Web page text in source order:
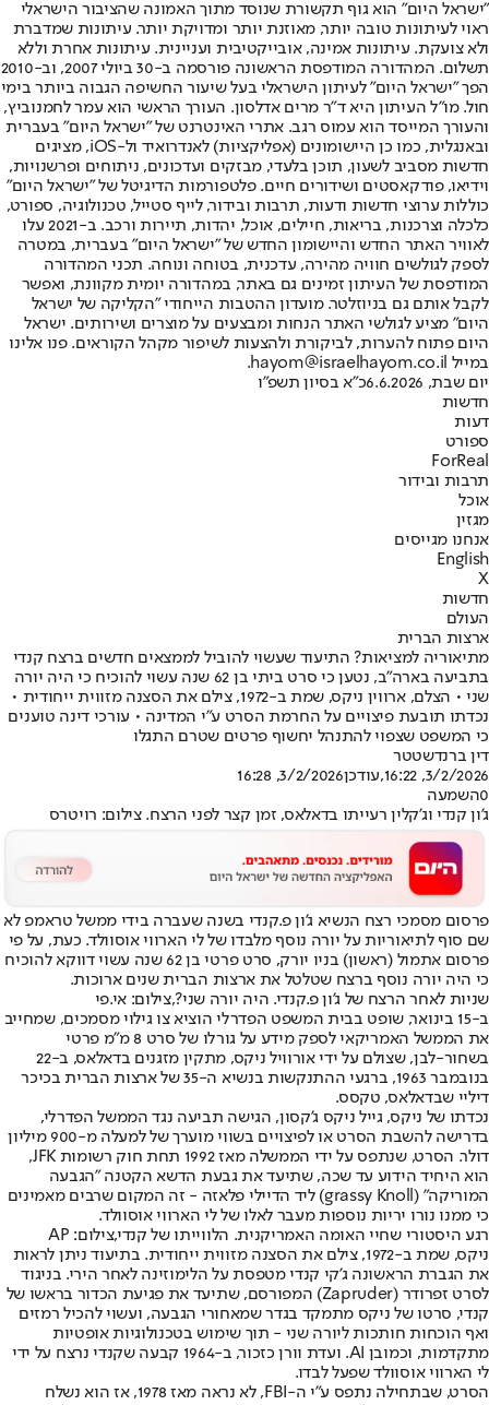
"ישראל היום" הוא גוף תקשורת שנוסד מתוך האמונה שהציבור הישראלי
ראוי לעיתונות טובה יותר, מאוזנת יותר ומדויקת יותר. עיתונות שמדברת
ולא צועקת. עיתונות אמינה, אובייקטיבית ועניינית. עיתונות אחרת וללא
תשלום. המהדורה המודפסת הראשונה פורסמה ב-30 ביולי 2007, וב-2010
הפך "ישראל היום" לעיתון הישראלי בעל שיעור החשיפה הגבוה ביותר בימי
חול. מו"ל העיתון היא ד"ר מרים אדלסון. העורך הראשי הוא עמר לחמנוביץ,
והעורך המייסד הוא עמוס רגב. אתרי האינטרנט של "ישראל היום" בעברית
ובאנגלית, כמו כן היישומונים (אפליקציות) לאנדרואיד ול-iOS, מציגים
חדשות מסביב לשעון, תוכן בלעדי, מבזקים ועדכונים, ניתוחים ופרשנויות,
וידיאו, פודקאסטים ושידורים חיים. פלטפורמות הדיגיטל של "ישראל היום"
כוללות ערוצי חדשות ודעות, תרבות ובידור, לייף סטייל, טכנולוגיה, ספורט,
כלכלה וצרכנות, בריאות, חיילים, אוכל, יהדות, תיירות ורכב. ב-2021 עלו
לאוויר האתר החדש והיישומון החדש של "ישראל היום" בעברית, במטרה
לספק לגולשים חוויה מהירה, עדכנית, בטוחה ונוחה. תכני המהדורה
המודפסת של העיתון זמינים גם באתר, במהדורה יומית מקוונת, ואפשר
לקבל אותם גם בניוזלטר. מועדון ההטבות הייחודי "הקליקה של ישראל
היום" מציע לגולשי האתר הנחות ומבצעים על מוצרים ושירותים. ישראל
היום פתוח להערות, לביקורת ולהצעות לשיפור מקהל הקוראים. פנו אלינו
במייל hayom@israelhayom.co.il.
יום שבת, 6.6.2026
כ"א בסיון תשפ"ו
חדשות
דעות
ספורט
ForReal
תרבות ובידור
אוכל
מגזין
אנחנו מגייסים
English
X
חדשות
העולם
ארצות הברית
מתיאוריה למציאות? התיעוד שעשוי להוביל לממצאים חדשים ברצח קנדי
בתביעה בארה"ב, נטען כי סרט ביתי בן 62 שנה עשוי להוכיח כי היה יורה
שני • הצלם, ארווין ניקס, שמת ב-1972, צילם את הסצנה מזווית ייחודית •
נכדתו תובעת פיצויים על החרמת הסרט ע"י המדינה • עורכי דינה טוענים
כי המשפט שצפוי להתנהל יחשוף פרטים שטרם התגלו
דין ברנדשטטר
3/2/2026, 16:22
,עודכן3/2/2026, 16:28
0השמעה
ג'ון קנדי וג'קלין רעייתו בדאלאס, זמן קצר לפני הרצח. צילום: רויטרס
פרסום מסמכי רצח הנשיא ג'ון פ.קנדי בשנה שעברה בידי ממשל טראמפ לא
שם סוף לתיאוריות על יורה נוסף מלבדו של לי הארווי אוסוולד. כעת, על פי
פרסום אתמול (ראשון) בניו יורק, סרט פרטי בן 62 שנה עשוי דווקא להוכיח
כי היה יורה נוסף ברצח שטלטל את ארצות הברית שנים ארוכות.
שניות לאחר הרצח של ג'ון פ.קנדי. היה יורה שני?,צילום: אי.פי
ב-15 בינואר, שופט בבית המשפט הפדרלי הוציא צו גילוי מסמכים, שמחייב
את הממשל האמריקאי לספק מידע על גורלו של סרט 8 מ"מ פרטי
בשחור-לבן, שצולם על ידי אורוויל ניקס, מתקין מזגנים בדאלאס, ב-22
בנובמבר 1963, ברגעי ההתנקשות בנשיא ה-35 של ארצות הברית בכיכר
דיליי שבדאלאס, טקסס.
נכדתו של ניקס, גייל ניקס ג'קסון, הגישה תביעה נגד הממשל הפדרלי,
בדרישה להשבת הסרט או לפיצויים בשווי מוערך של למעלה מ-900 מיליון
דולר. הסרט, שנתפס על ידי הממשלה מאז 1992 תחת חוק רשומות JFK,
הוא היחיד הידוע עד שכה, שתיעד את גבעת הדשא הקטנה "הגבעה
המוריקה" (grassy Knoll) ליד הדיילי פלאזה - זה המקום שרבים מאמינים
כי ממנו נורו יריות נוספות מעבר לאלו של לי הארווי אוסוולד.
רגע היסטורי שחיי האומה האמריקנית. הלווייתו של קנדי,צילום: AP
ניקס, שמת ב-1972, צילם את הסצנה מזווית ייחודית. בתיעוד ניתן לראות
את הגברת הראשונה ג'קי קנדי מטפסת על הלימוזינה לאחר הירי. בניגוד
לסרט זפרודר (Zapruder) המפורסם, שתיעד את פגיעת הכדור בראשו של
קנדי, סרטו של ניקס מתמקד בגדר שמאחורי הגבעה, ועשוי להכיל רמזים
ואף הוכחות חותכות ליורה שני - תוך שימוש בטכנולוגיות אופטיות
מתקדמות, וכמובן AI. ועדת וורן כזכור, ב-1964 קבעה שקנדי נרצח על ידי
לי הארווי אוסוולד שפעל לבדו.
הסרט, שבתחילה נתפס ע"י ה-FBI, לא נראה מאז 1978, אז הוא נשלח